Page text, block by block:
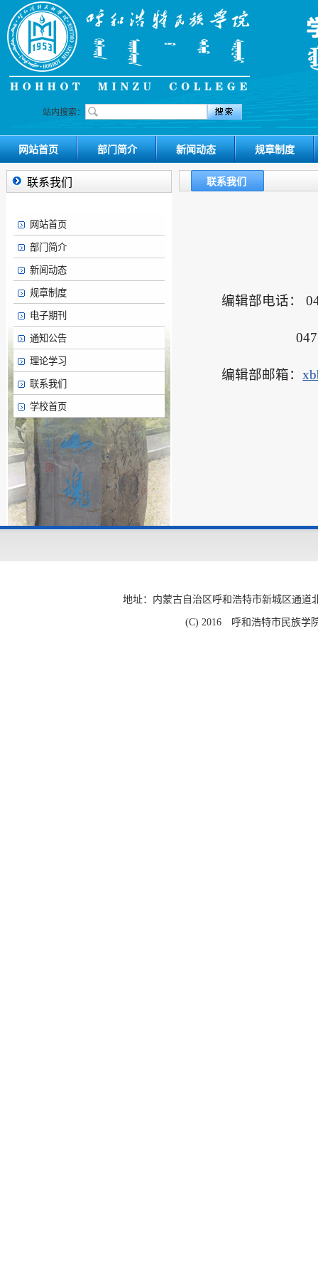
站内搜索：
网站首页 部门简介 新闻动态 规章制度
联系我们
网站首页
部门简介
新闻动态
规章制度
电子期刊
通知公告
理论学习
联系我们
学校首页
联系我们
编辑部电话：
0471-
编辑部邮箱：
地址：内蒙古自治区呼和浩特市新城区通
(C) 2016 呼和浩特市民族学